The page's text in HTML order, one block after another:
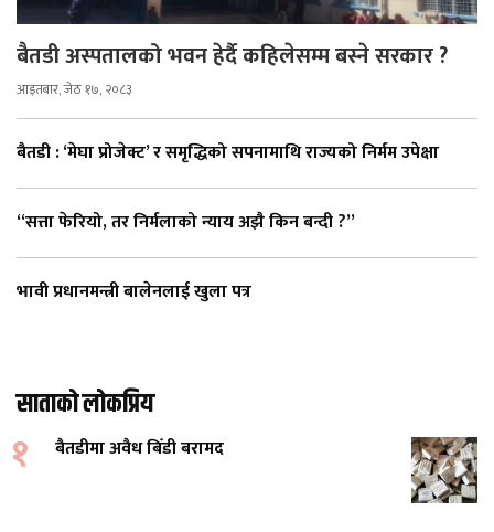
बैतडी अस्पतालको भवन हेर्दै कहिलेसम्म बस्ने सरकार ?
आइतबार, जेठ १७, २०८३
बैतडी : ‘मेघा प्रोजेक्ट’ र समृद्धिको सपनामाथि राज्यको निर्मम उपेक्षा
“सत्ता फेरियो, तर निर्मलाको न्याय अझै किन बन्दी ?”
भावी प्रधानमन्त्री बालेनलाई खुला पत्र
साताको लोकप्रिय
१ बैतडीमा अवैध बिँडी बरामद